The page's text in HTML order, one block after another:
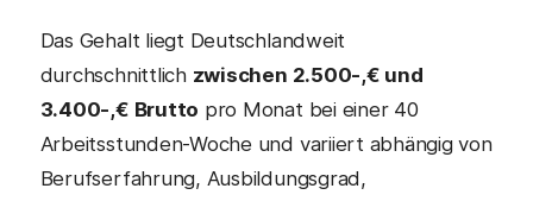
Das Gehalt liegt Deutschlandweit
durchschnittlich zwischen 2.500-,€ und
3.400-,€ Brutto pro Monat bei einer 40
Arbeitsstunden-Woche und variiert abhängig von
Berufserfahrung, Ausbildungsgrad,